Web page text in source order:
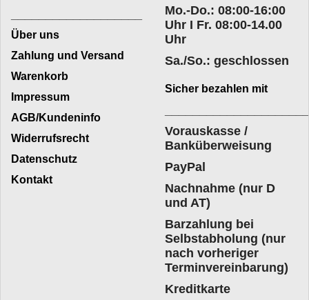
Mo.-Do.: 08:00-16:00
Uhr I Fr. 08:00-14.00
Uhr
Sa./So.: geschlossen
Über uns
Zahlung und Versand
Warenkorb
Impressum
AGB/Kundeninfo
Widerrufsrecht
Datenschutz
Kontakt
Sicher bezahlen mit
Vorauskasse /
Banküberweisung
PayPal
Nachnahme (nur D
und AT)
Barzahlung bei
Selbstabholung (nur
nach vorheriger
Terminvereinbarung)
Kreditkarte